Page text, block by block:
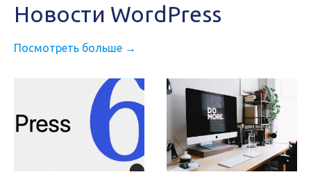
Новости WordPress
Посмотреть больше →